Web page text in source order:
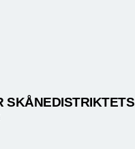
SKÅNEDISTRIKTETS